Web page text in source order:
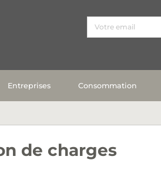
Entreprises Consommation
de charges